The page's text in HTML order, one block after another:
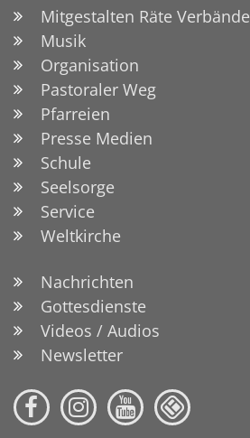
Mitgestalten Räte Verbände
Musik
Organisation
Pastoraler Weg
Pfarreien
Presse Medien
Schule
Seelsorge
Service
Weltkirche
Nachrichten
Gottesdienste
Videos / Audios
Newsletter